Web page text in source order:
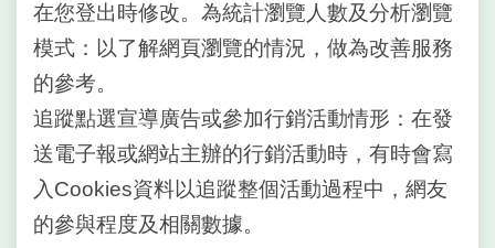
政
府
網
站
資
料
開
放
宣
告
在您登出時修改。為統計瀏覽人數及分析瀏覽
模式：以了解網頁瀏覽的情況，做為改善服務
的參考。
追蹤點選宣導廣告或參加行銷活動情形：在發
送電子報或網站主辦的行銷活動時，有時會寫
入Cookies資料以追蹤整個活動過程中，網友
的參與程度及相關數據。